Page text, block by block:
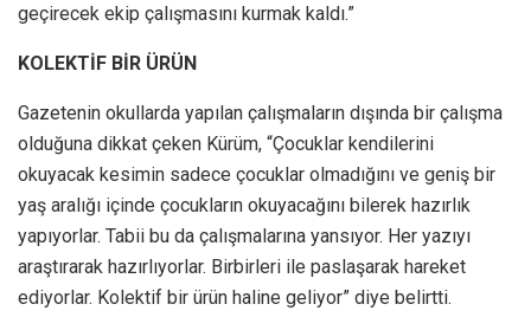
geçirecek ekip çalışmasını kurmak kaldı.”
KOLEKTİF BİR ÜRÜN
Gazetenin okullarda yapılan çalışmaların dışında bir çalışma
olduğuna dikkat çeken Kürüm, “Çocuklar kendilerini
okuyacak kesimin sadece çocuklar olmadığını ve geniş bir
yaş aralığı içinde çocukların okuyacağını bilerek hazırlık
yapıyorlar. Tabii bu da çalışmalarına yansıyor. Her yazıyı
araştırarak hazırlıyorlar. Birbirleri ile paslaşarak hareket
ediyorlar. Kolektif bir ürün haline geliyor” diye belirtti.